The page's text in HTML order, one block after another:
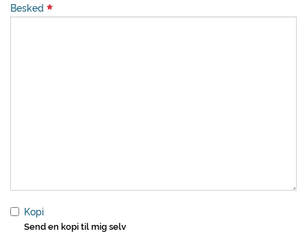
Besked
Kopi
Send en kopi til mig selv